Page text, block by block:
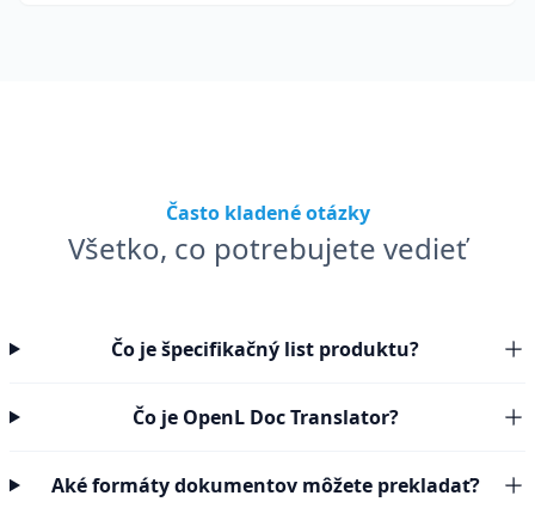
Často kladené otázky
Všetko, co potrebujete vedieť
Čo je špecifikačný list produktu?
Čo je OpenL Doc Translator?
Aké formáty dokumentov môžete prekladať?